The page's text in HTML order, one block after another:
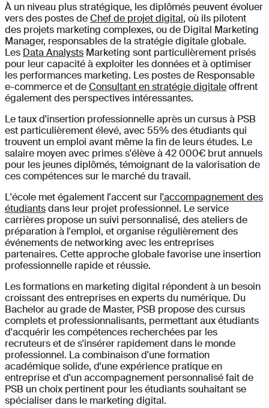
À un niveau plus stratégique, les diplômés peuvent évoluer
vers des postes deChef de projet digital, où ils pilotent
des projets marketing complexes, ou de Digital Marketing
Manager, responsables de la stratégie digitale globale.
Les Data Analysts Marketing sont particulièrement prisés
pour leur capacité à exploiter les données et à optimiser
les performances marketing. Les postes de Responsable
e-commerce et deConsultant en stratégie digitaleoffrent
également des perspectives intéressantes.
Le taux d'insertion professionnelle après un cursus à PSB
est particulièrement élevé, avec 55% des étudiants qui
trouvent un emploi avant même la fin de leurs études. Le
salaire moyen avec primes s'élève à 42 000€ brut annuels
pour les jeunes diplômés, témoignant de la valorisation de
ces compétences sur le marché du travail.
L'école met également l'accent sur l'accompagnement des
étudiantsdans leur projet professionnel. Le service
carrières propose un suivi personnalisé, des ateliers de
préparation à l'emploi, et organise régulièrement des
événements de networking avec les entreprises
partenaires. Cette approche globale favorise une insertion
professionnelle rapide et réussie.
Les formations en marketing digital répondent à un besoin
croissant des entreprises en experts du numérique. Du
Bachelor au grade de Master, PSB propose des cursus
complets et professionnalisants, permettant aux étudiants
d'acquérir les compétences recherchées par les
recruteurs et de s'insérer rapidement dans le monde
professionnel. La combinaison d'une formation
académique solide, d'une expérience pratique en
entreprise et d'un accompagnement personnalisé fait de
PSB un choix pertinent pour les étudiants souhaitant se
spécialiser dans le marketing digital.